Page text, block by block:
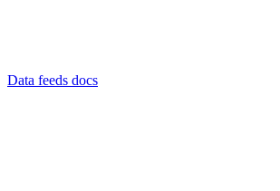
Data feeds docs